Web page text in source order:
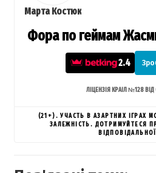
Марта Костюк
Фора по геймам
2.4
ЛІЦЕНЗІЯ КРАІЛ №128
(21+). УЧАСТЬ В АЗАРТНИХ ІГРАХ
ЗАЛЕЖНІСТЬ. ДОТРИМУЙТЕСЯ